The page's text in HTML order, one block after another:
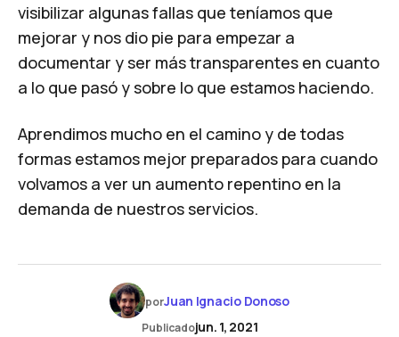
visibilizar algunas fallas que teníamos que
mejorar y nos dio pie para empezar a
documentar y ser más transparentes en cuanto
a lo que pasó y sobre lo que estamos haciendo.
Aprendimos mucho en el camino y de todas
formas estamos mejor preparados para cuando
volvamos a ver un aumento repentino en la
demanda de nuestros servicios.
porJuan Ignacio Donoso
Publicadojun. 1, 2021